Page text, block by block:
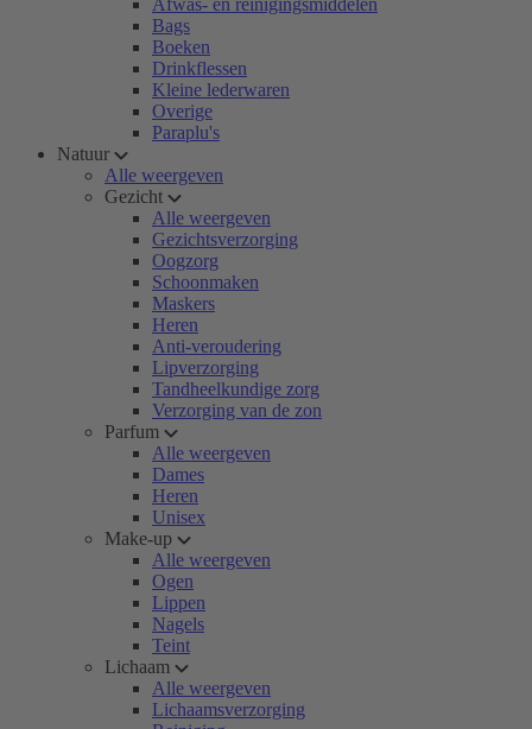
Afwas- en reinigingsmiddelen
Bags
Boeken
Drinkflessen
Kleine lederwaren
Overige
Paraplu's
Natuur
Alle weergeven
Gezicht
Alle weergeven
Gezichtsverzorging
Oogzorg
Schoonmaken
Maskers
Heren
Anti-veroudering
Lipverzorging
Tandheelkundige zorg
Verzorging van de zon
Parfum
Alle weergeven
Dames
Heren
Unisex
Make-up
Alle weergeven
Ogen
Lippen
Nagels
Teint
Lichaam
Alle weergeven
Lichaamsverzorging